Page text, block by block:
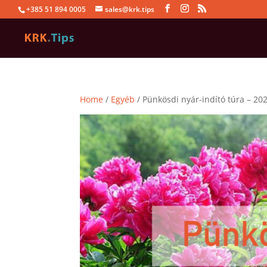
+385 51 894 0005 sales@krk.tips
Home / Egyéb / Pünkösdi nyár-indító túra –